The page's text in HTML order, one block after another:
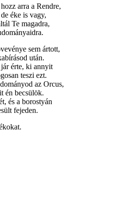
arra a Rendre,
éke is vagy,
Te magadra,
sem ártott,
után.
érte, ki annyit
teszi ezt.
az Orcus,
én becsülök.
és a borostyán
fejeden.